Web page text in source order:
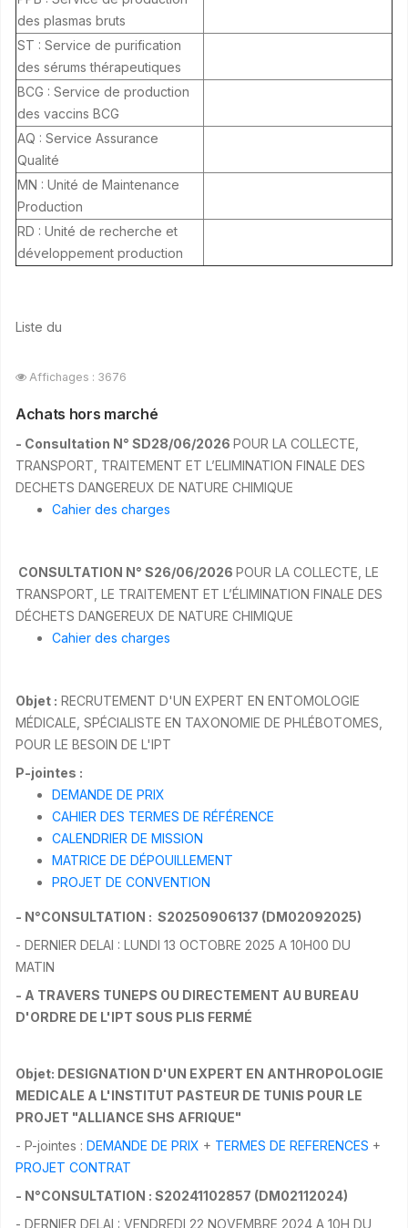
des plasmas bruts
ST : Service de purification
des sérums thérapeutiques
BCG : Service de production
des vaccins BCG
AQ : Service Assurance
Qualité
MN : Unité de Maintenance
Production
RD : Unité de recherche et
développement production
Liste du
Affichages : 3676
Achats hors marché
- Consultation N° SD28/06/2026 POUR LA COLLECTE,
TRANSPORT, TRAITEMENT ET L’ELIMINATION FINALE DES
DECHETS DANGEREUX DE NATURE CHIMIQUE
Cahier des charges
CONSULTATION N° S26/06/2026 POUR LA COLLECTE, LE
TRANSPORT, LE TRAITEMENT ET L’ÉLIMINATION FINALE DES
DÉCHETS DANGEREUX DE NATURE CHIMIQUE
Cahier des charges
Objet : RECRUTEMENT D'UN EXPERT EN ENTOMOLOGIE
MÉDICALE, SPÉCIALISTE EN TAXONOMIE DE PHLÉBOTOMES,
POUR LE BESOIN DE L'IPT
P-jointes :
DEMANDE DE PRIX
CAHIER DES TERMES DE RÉFÉRENCE
CALENDRIER DE MISSION
MATRICE DE DÉPOUILLEMENT
PROJET DE CONVENTION
- N°CONSULTATION : S20250906137 (DM02092025)
- DERNIER DELAI : LUNDI 13 OCTOBRE 2025 A 10H00 DU
MATIN
- A TRAVERS TUNEPS OU DIRECTEMENT AU BUREAU
D'ORDRE DE L'IPT SOUS PLIS FERMÉ
Objet: DESIGNATION D'UN EXPERT EN ANTHROPOLOGIE
MEDICALE A L'INSTITUT PASTEUR DE TUNIS POUR LE
PROJET "ALLIANCE SHS AFRIQUE"
- P-jointes : DEMANDE DE PRIX + TERMES DE REFERENCES +
PROJET CONTRAT
- N°CONSULTATION : S20241102857 (DM02112024)
- DERNIER DELAI : VENDREDI 22 NOVEMBRE 2024 A 10H DU